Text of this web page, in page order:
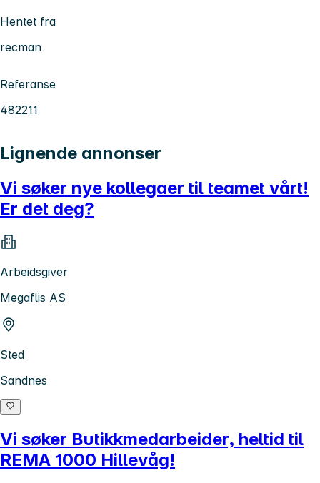
Hentet fra
recman
Referanse
482211
Lignende annonser
Vi søker nye kollegaer til teamet vårt!
Er det deg?
Arbeidsgiver
Megaflis AS
Sted
Sandnes
Vi søker Butikkmedarbeider, heltid til
REMA 1000 Hillevåg!